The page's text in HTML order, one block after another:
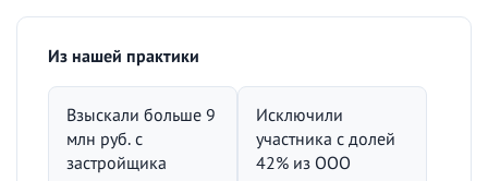
Из нашей практики
Взыскали больше 9
млн руб. с
застройщика
Исключили
участника с долей
42% из ООО